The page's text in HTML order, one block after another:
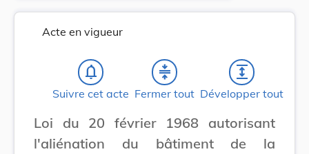
Acte en vigueur
notifications_none
Suivre cet acte
compress
Fermer tout
expand
Développer tout
Loi du 20 février 1968 autorisant
l'aliénation du bâtiment de la